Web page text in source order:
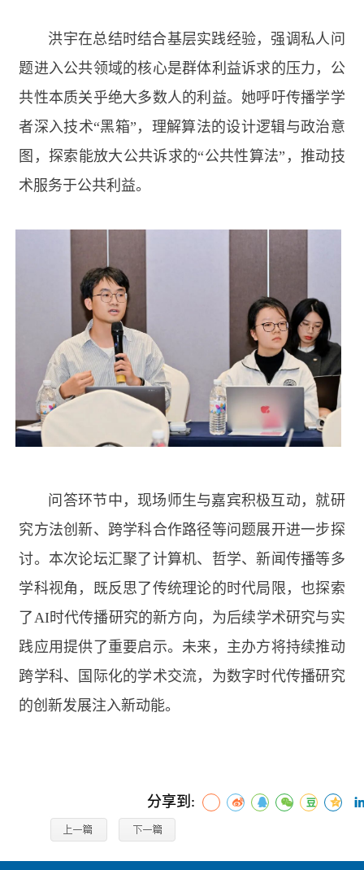
洪宇在总结时结合基层实践经验，强调私人问
题进入公共领域的核心是群体利益诉求的压力，公
共性本质关乎绝大多数人的利益。她呼吁传播学学
者深入技术“黑箱”，理解算法的设计逻辑与政治意
图，探索能放大公共诉求的“公共性算法”，推动技
术服务于公共利益。
问答环节中，现场师生与嘉宾积极互动，就研
究方法创新、跨学科合作路径等问题展开进一步探
讨。本次论坛汇聚了计算机、哲学、新闻传播等多
学科视角，既反思了传统理论的时代局限，也探索
了AI时代传播研究的新方向，为后续学术研究与实
践应用提供了重要启示。未来，主办方将持续推动
跨学科、国际化的学术交流，为数字时代传播研究
的创新发展注入新动能。
分享到: